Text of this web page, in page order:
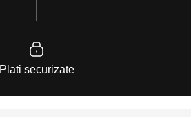
Plati securizate